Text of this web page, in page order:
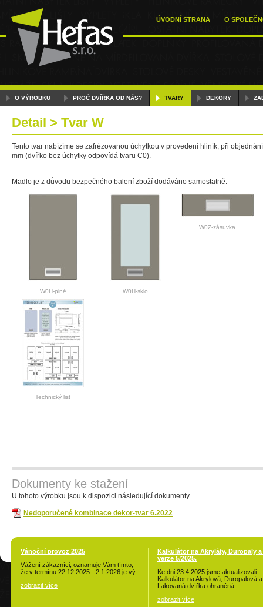
ÚVODNÍ STRANA O
O VÝROBKU PROČ DVÍŘKA OD NÁS? TVARY DEKORY
Detail > Tvar W
Tento tvar nabízíme se zafrézovanou úchytkou v provedení hliník, při
mm (dvířko bez úchytky odpovídá tvaru C0).
Madlo je z důvodu bezpečného balení zboží dodáváno samostatně.
W0H-plné W0H-sklo
W0Z-zásuvka
Technický list
Dokumenty ke stažení
U tohoto výrobku jsou k dispozici následující dokumenty.
Nedoporučené kombinace dekor-tvar 6.2022
Vánoční provoz 2025
Vážení zákazníci, oznamuje Vám tímto,
že v termínu 22.12.2025 - 2.1.2026 je vý…
zobrazit více
Kalkulátor na Akryláty, Duropaly a
verze 5/2025.
Ke dni 23.4.2025 jsme aktualizovali
Kalkulátor na Akrylová, Duropalová a
Lakovaná dvířka ohraněná …
zobrazit více